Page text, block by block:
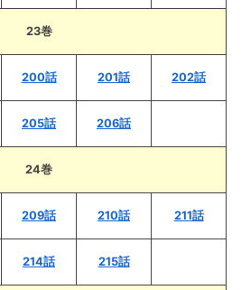
23巻
200話 201話 202話
205話 206話
24巻
209話 210話 211話
214話 215話